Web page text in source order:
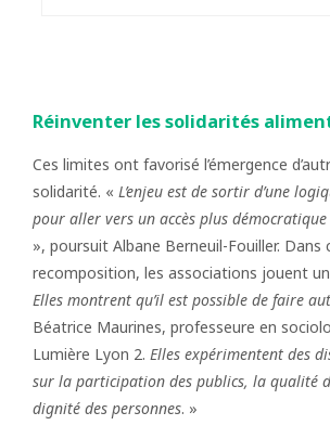
Réinventer les solidarités
Ces limites ont favorisé l’émergence
solidarité. « L’enjeu est de sortir d’une
pour aller vers un accès plus
», poursuit Albane Berneuil-Fouiller. Dans
recomposition, les associations jouent
Elles montrent qu’il est possible de faire
Béatrice Maurines, professeure en
Lumière Lyon 2. Elles expérimentent des
sur la participation des publics, la qualité
dignité des personnes. »